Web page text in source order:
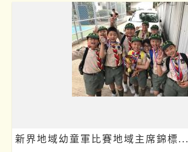
新界地域幼童軍比賽地域主席錦標...